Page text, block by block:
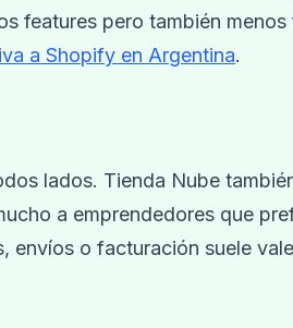
features pero también menos
a Shopify en Argentina.
lados. Tienda Nube
a emprendedores que
envíos o facturación suele